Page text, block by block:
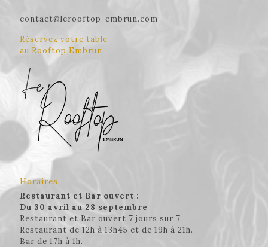
contact@lerooftop-embrun.com
Réservez votre table
au Rooftop Embrun
Horaires
Restaurant et Bar ouvert :
Du 30 avril au 28 septembre
Restaurant et Bar ouvert 7 jours sur 7
Restaurant de 12h à 13h45 et de 19h à 21h.
Bar de 17h à 1h.